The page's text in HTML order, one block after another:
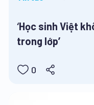
‘Học sinh Việt
trong lớp’
0